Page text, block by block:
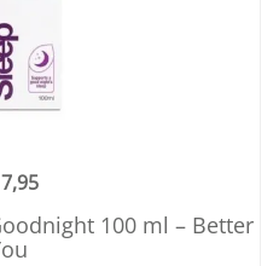
100 ml – Better